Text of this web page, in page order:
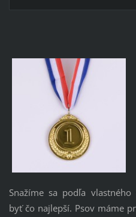
Snažíme sa podľa
byť čo najlepší. Psov máme